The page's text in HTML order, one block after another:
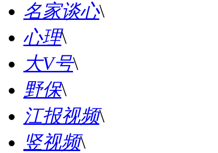
名家谈心\
心理\
大V号\
野保\
江报视频\
竖视频\